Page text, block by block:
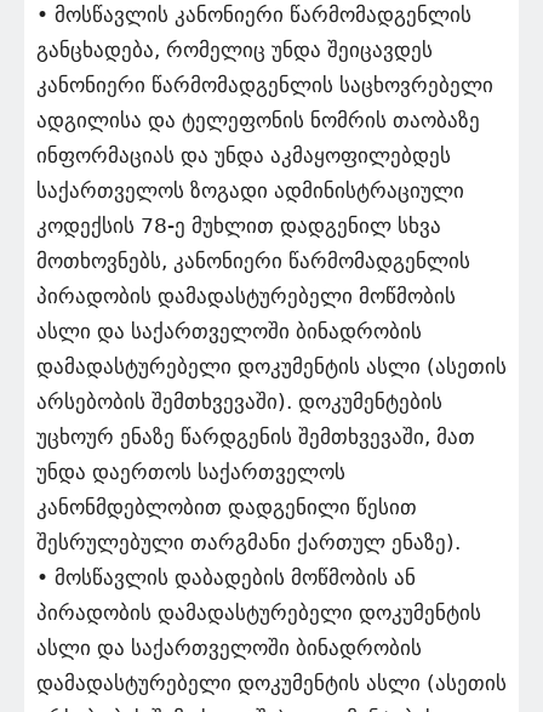
• მოსწავლის კანონიერი წარმომადგენლის
განცხადება, რომელიც უნდა შეიცავდეს
კანონიერი წარმომადგენლის საცხოვრებელი
ადგილისა და ტელეფონის ნომრის თაობაზე
ინფორმაციას და უნდა აკმაყოფილებდეს
საქართველოს ზოგადი ადმინისტრაციული
კოდექსის 78-ე მუხლით დადგენილ სხვა
მოთხოვნებს, კანონიერი წარმომადგენლის
პირადობის დამადასტურებელი მოწმობის
ასლი და საქართველოში ბინადრობის
დამადასტურებელი დოკუმენტის ასლი (ასეთის
არსებობის შემთხვევაში). დოკუმენტების
უცხოურ ენაზე წარდგენის შემთხვევაში, მათ
უნდა დაერთოს საქართველოს
კანონმდებლობით დადგენილი წესით
შესრულებული თარგმანი ქართულ ენაზე).
• მოსწავლის დაბადების მოწმობის ან
პირადობის დამადასტურებელი დოკუმენტის
ასლი და საქართველოში ბინადრობის
დამადასტურებელი დოკუმენტის ასლი (ასეთის